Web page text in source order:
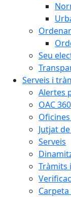
Seu
Serveis i
Alertes
OAC 360
Jutjat
Serveis
Tràmits